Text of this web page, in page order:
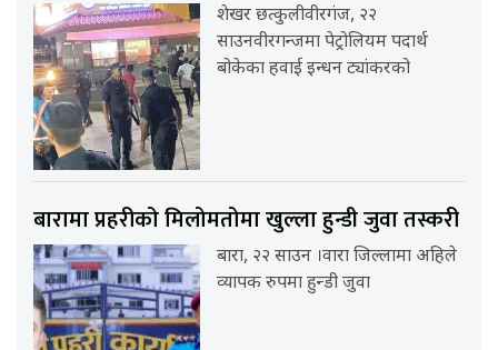
शेखर छत्कुलीवीरगंज, २२
साउनवीरगन्जमा पेट्रोलियम पदार्थ
बोकेका हवाई इन्धन ट्यांकरको
बारामा प्रहरीको मिलोमतोमा खुल्ला हुन्डी जुवा तस्करी
बारा, २२ साउन ।वारा जिल्लामा अहिले
व्यापक रुपमा हुन्डी जुवा